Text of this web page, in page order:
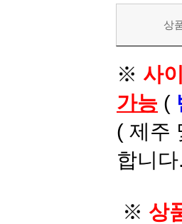
상
※ 사
가능 (
( 제주
합니
※ 상